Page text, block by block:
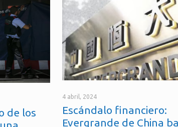
de los
4 abril, 2024
Escándalo financiero:
Evergrande de China